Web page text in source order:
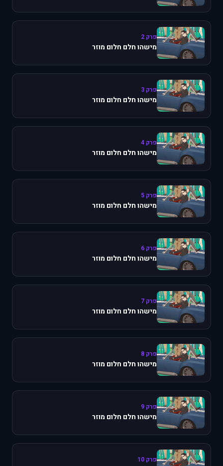
פרק 2
מישהו חלם חלום מוזר
פרק 3
מישהו חלם חלום מוזר
פרק 4
מישהו חלם חלום מוזר
פרק 5
מישהו חלם חלום מוזר
פרק 6
מישהו חלם חלום מוזר
פרק 7
מישהו חלם חלום מוזר
פרק 8
מישהו חלם חלום מוזר
פרק 9
מישהו חלם חלום מוזר
פרק 10